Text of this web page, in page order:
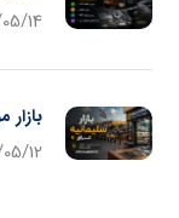
14
بازار
12